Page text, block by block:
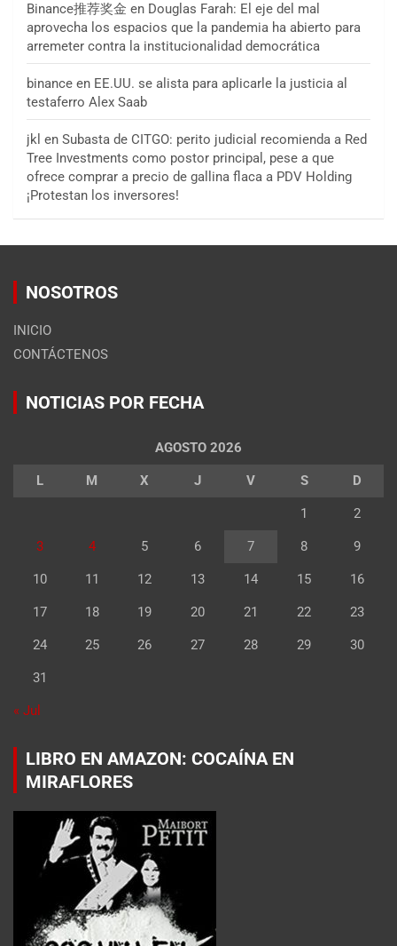
Binance推荐奖金 en Douglas Farah: El eje del mal
aprovecha los espacios que la pandemia ha abierto para
arremeter contra la institucionalidad democrática
binance en EE.UU. se alista para aplicarle la justicia al
testaferro Alex Saab
jkl en Subasta de CITGO: perito judicial recomienda a Red
Tree Investments como postor principal, pese a que
ofrece comprar a precio de gallina flaca a PDV Holding
¡Protestan los inversores!
NOSOTROS
INICIO
CONTÁCTENOS
NOTICIAS POR FECHA
AGOSTO 2026
L M X J V S D
1 2
3 4 5 6 7 8 9
10 11 12 13 14 15 16
17 18 19 20 21 22 23
24 25 26 27 28 29 30
31
« Jul
LIBRO EN AMAZON: COCAÍNA EN
MIRAFLORES